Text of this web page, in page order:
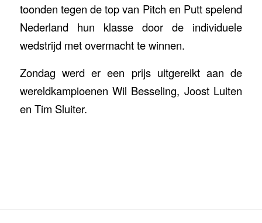
toonden tegen de top van Pitch en Putt spelend
Nederland hun klasse door de individuele
wedstrijd met overmacht te winnen.
Zondag werd er een prijs uitgereikt aan de
wereldkampioenen Wil Besseling, Joost Luiten
en Tim Sluiter.